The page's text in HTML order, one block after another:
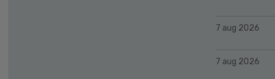
7 aug 2026
7 aug 2026